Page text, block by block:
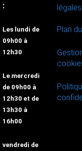
:
Les lundi de
09h00 à
12h30
Le mercredi
de 09h00 à
12h30 et de
13h30 à
16h00
vendredi de
légales
Plan